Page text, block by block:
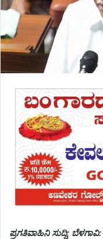
ಪ್ರಗತಿವಾಹಿನಿ ಸುದ್ದಿ; ಬೆಳಗಾವಿ: